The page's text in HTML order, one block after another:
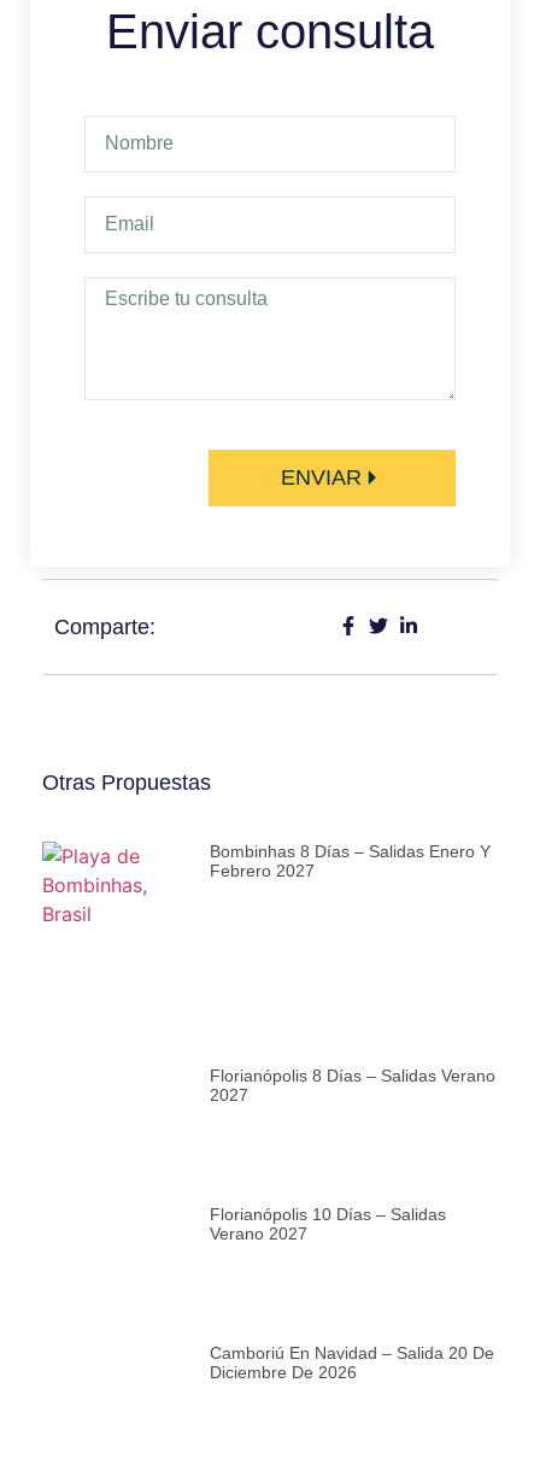
Enviar consulta
ENVIAR
Comparte:
Otras Propuestas
Bombinhas 8 Días – Salidas Enero Y
Febrero 2027
Florianópolis 8 Días – Salidas Verano
2027
Florianópolis 10 Días – Salidas
Verano 2027
Camboriú En Navidad – Salida 20 De
Diciembre De 2026